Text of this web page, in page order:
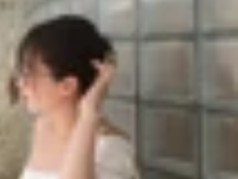
dài thời lượng pin Apple
iFan cần phải biết!
2025
trên